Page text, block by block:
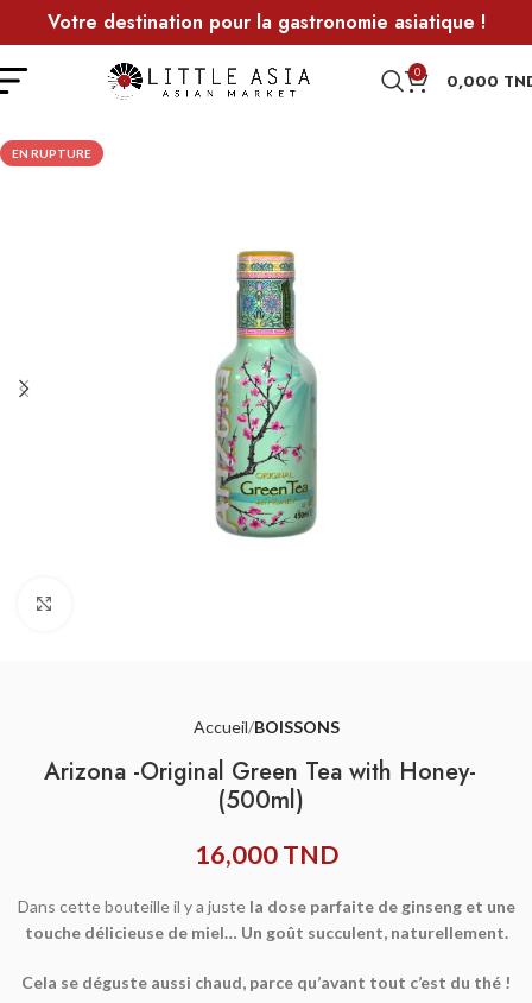
Votre destination pour la gastronomie asiatique !
0 0,000
EN RUPTURE
Accueil BOISSONS
Arizona -Original Green Tea with Honey-
(500ml)
16,000TND
Dans cette bouteille il y a justela dose parfaite de ginseng et une
touche délicieuse de miel… Un goût succulent, naturellement.
Cela se déguste aussi chaud, parce qu’avant tout c’est du thé !